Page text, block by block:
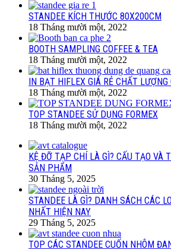
STANDEE KÍCH THƯỚC 80X200CM
18 Tháng mười một, 2022
BOOTH SAMPLING COFFEE & TEA
18 Tháng mười một, 2022
IN BẠT HIFLEX GIÁ RẺ CHẤT LƯỢNG
18 Tháng mười một, 2022
TOP STANDEE SỬ DỤNG FORMEX
18 Tháng mười một, 2022
KỆ ĐỠ TẠP CHÍ LÀ GÌ? CẤU TẠO VÀ
SẢN PHẨM
30 Tháng 5, 2025
STANDEE LÀ GÌ? DANH SÁCH CÁC
NHẤT HIỆN NAY
29 Tháng 5, 2025
TOP CÁC STANDEE CUỐN NHÔM